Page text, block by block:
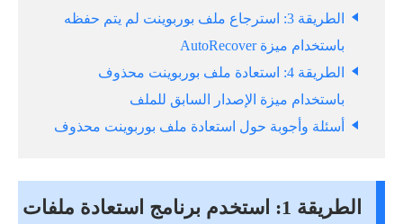
الطريقة 3: استرجاع ملف بوربوينت لم يتم حفظه
باستخدام ميزة AutoRecover
الطريقة 4: استعادة ملف بوربوينت محذوف
باستخدام ميزة الإصدار السابق للملف
أسئلة وأجوبة حول استعادة ملف بوربوينت محذوف
الطريقة 1: استخدم برنامج استعادة ملفات